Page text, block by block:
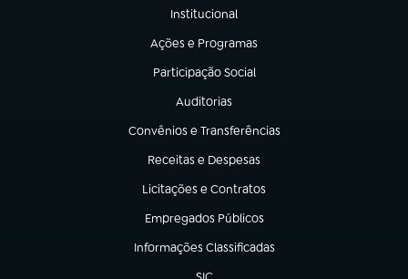
Institucional
(abre em nova aba)
Ações e Programas
(abre em nova aba)
Participação Social
(abre em nova aba)
Auditorias
(abre em nova aba)
Convênios e Transferências
(abre em nova aba)
Receitas e Despesas
(abre em nova aba)
Licitações e Contratos
(abre em nova aba)
Empregados Públicos
(abre em nova aba)
Informações Classificadas
(abre em nova aba)